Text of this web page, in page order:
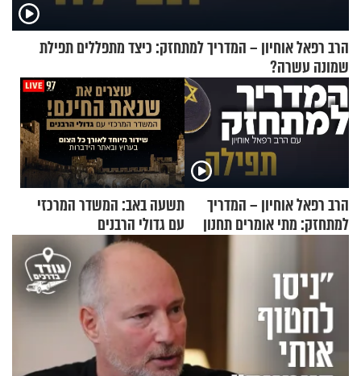
הרב רפאל אוחיון – המדריך למתחזק: כיצד מתפללים תפילת
שמונה עשרה?
הרב רפאל אוחיון – המדריך
למתחזק: מתי אומרים תחנון
תשעה באב: המשדר המרכזי
עם גדולי הרבנים